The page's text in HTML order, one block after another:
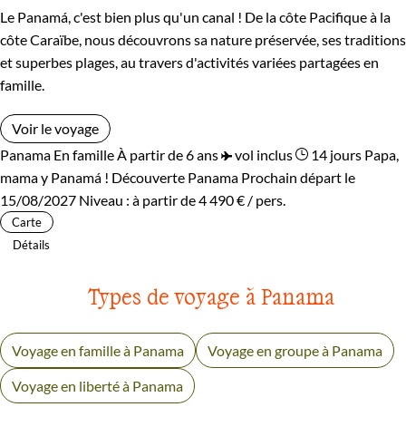
Ce voyage en famille au Panama sera l’occasion de côtoyer
une vie simple, au rythme lent, et peut-être de revenir à
l’essentiel.
Le Panamá, c'est bien plus qu'un canal ! De la côte Pacifique à la
côte Caraïbe, nous découvrons sa nature préservée, ses traditions
et superbes plages, au travers d'activités variées partagées en
famille.
Voir le voyage
Panama En famille À partir de 6 ans vol inclus 14 jours Papa,
mama y Panamá ! Découverte Panama Prochain départ le
15/08/2027 Niveau : à partir de4 490 € / pers.
Carte
Détails
Types de voyage à Panama
Voyage en famille à Panama Voyage en groupe à Panama
Voyage en liberté à Panama